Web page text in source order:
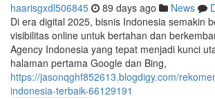
haarisgxdl506845 89 days ago News
Di era digital 2025, bisnis Indonesia semakin
visibilitas online untuk bertahan dan
Agency Indonesia yang tepat menjadi kunci
halaman pertama Google dan Bing,
https://jasonqghf852613.blogdigy.com/
indonesia-terbaik-66129191